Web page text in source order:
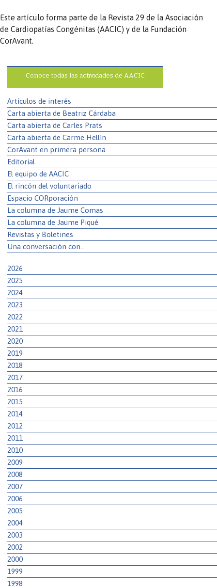
Este artículo forma parte de la Revista 29 de la Asociación
de Cardiopatías Congénitas (AACIC) y de la Fundación
CorAvant.
Conoce todas las actividades de AACIC
Artículos de interés
Carta abierta de Beatriz Cárdaba
Carta abierta de Carles Prats
Carta abierta de Carme Hellín
CorAvant en primera persona
Editorial
El equipo de AACIC
El rincón del voluntariado
Espacio CORporación
La columna de Jaume Comas
La columna de Jaume Piqué
Revistas y Boletines
Una conversación con…
2026
2025
2024
2023
2022
2021
2020
2019
2018
2017
2016
2015
2014
2012
2011
2010
2009
2008
2007
2006
2005
2004
2003
2002
2000
1999
1998